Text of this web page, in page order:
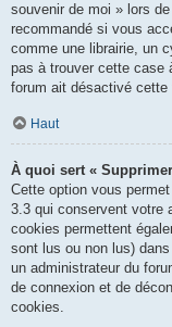
souvenir de moi » lors
recommandé si vous
comme une librairie, un
pas à trouver cette case
forum ait désactivé cette
Haut
À quoi sert «
Cette option vous
3.3 qui conservent votre
cookies permettent
sont lus ou non lus)
un administrateur du
de connexion et de
cookies.